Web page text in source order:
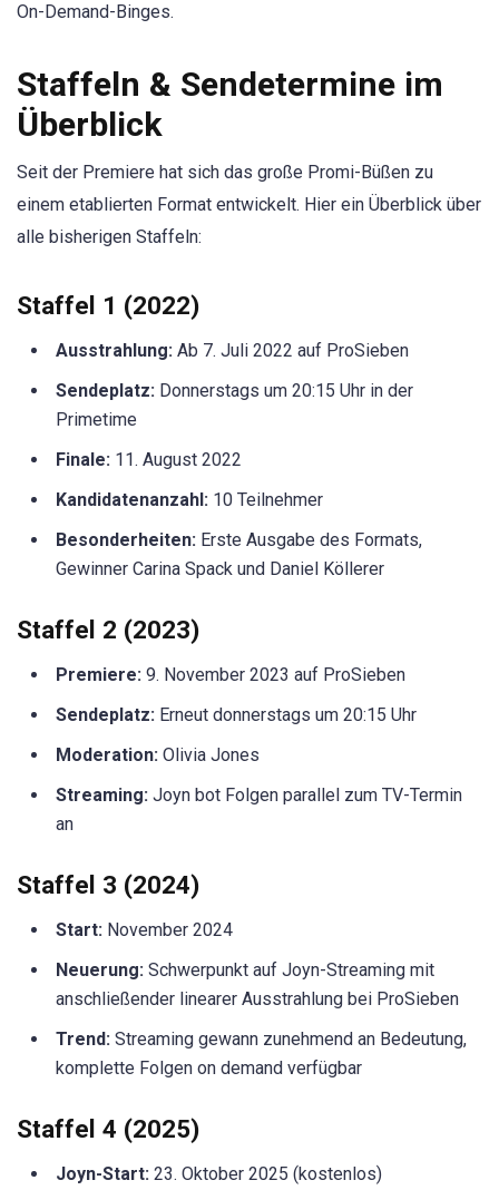
On-Demand-Binges.
Staffeln & Sendetermine im
Überblick
Seit der Premiere hat sich das große Promi-Büßen zu
einem etablierten Format entwickelt. Hier ein Überblick über
alle bisherigen Staffeln:
Staffel 1 (2022)
Ausstrahlung: Ab 7. Juli 2022 auf ProSieben
Sendeplatz: Donnerstags um 20:15 Uhr in der
Primetime
Finale: 11. August 2022
Kandidatenanzahl: 10 Teilnehmer
Besonderheiten: Erste Ausgabe des Formats,
Gewinner Carina Spack und Daniel Köllerer
Staffel 2 (2023)
Premiere: 9. November 2023 auf ProSieben
Sendeplatz: Erneut donnerstags um 20:15 Uhr
Moderation: Olivia Jones
Streaming: Joyn bot Folgen parallel zum TV-Termin
an
Staffel 3 (2024)
Start: November 2024
Neuerung: Schwerpunkt auf Joyn-Streaming mit
anschließender linearer Ausstrahlung bei ProSieben
Trend: Streaming gewann zunehmend an Bedeutung,
komplette Folgen on demand verfügbar
Staffel 4 (2025)
Joyn-Start: 23. Oktober 2025 (kostenlos)